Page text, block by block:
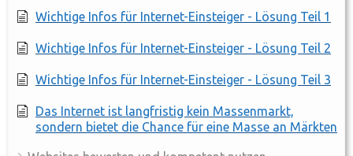
Wichtige Infos für Internet-Einsteiger - Lösung Teil 1
Wichtige Infos für Internet-Einsteiger - Lösung Teil 2
Wichtige Infos für Internet-Einsteiger - Lösung Teil 3
Das Internet ist langfristig kein Massenmarkt,
sondern bietet die Chance für eine Masse an Märkten